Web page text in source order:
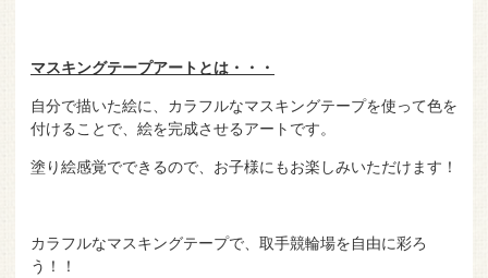
マスキングテープアートとは・・・
自分で描いた絵に、カラフルなマスキングテープを使って色を
付けることで、絵を完成させるアートです。
塗り絵感覚でできるので、お子様にもお楽しみいただけます！
カラフルなマスキングテープで、取手競輪場を自由に彩ろ
う！！